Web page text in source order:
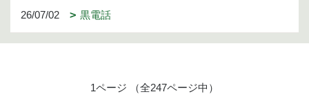
26/07/02 黒電話
1ページ （全247ページ中）